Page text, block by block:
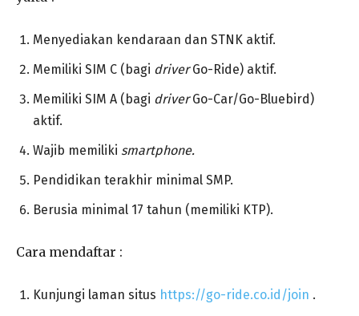
Menyediakan kendaraan dan STNK aktif.
Memiliki SIM C (bagi driverGo-Ride) aktif.
Memiliki SIM A (bagi driverGo-Car/Go-Bluebird)
aktif.
Wajib memiliki smartphone.
Pendidikan terakhir minimal SMP.
Berusia minimal 17 tahun (memiliki KTP).
Cara mendaftar :
Kunjungi laman situs https://go-ride.co.id/join .